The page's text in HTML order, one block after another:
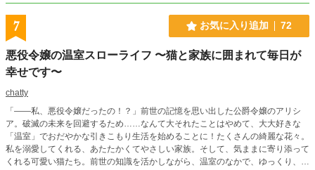
7 お気に入り追加 72
悪役令嬢の温室スローライフ 〜猫と家族に囲まれて毎日が
幸せです〜
chatty
「――私、悪役令嬢だったの！？」前世の記憶を思い出した公爵令嬢のアリシ
ア。破滅の未来を回避するため……なんて大それたことはやめて、大大好きな
「温室」でおだやかな引きこもり生活を始めることに！たくさんの綺麗な花々。
私を溺愛してくれる、あたたかくてやさしい家族。そして、気ままに寄り添って
くれる可愛い猫たち。前世の知識を活かしながら、温室のなかで、ゆっくり、ゆ